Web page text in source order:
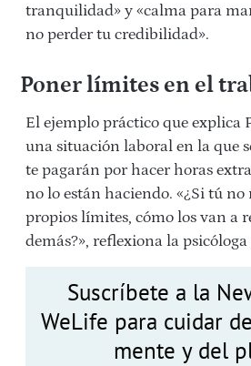
tranquilidad» y «calma para
no perder tu credibilidad».
Poner límites en el
El ejemplo práctico que explica
una situación laboral en la que
te pagarán por hacer horas
no lo están haciendo. «¿Si tú no
propios límites, cómo los van a
demás?», reflexiona la
Suscríbete a la
WeLife para cuidar
mente y del